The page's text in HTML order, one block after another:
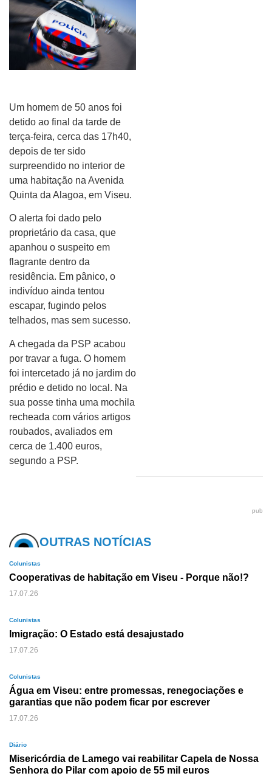
Um homem de 50 anos foi
detido ao final da tarde de
terça-feira, cerca das 17h40,
depois de ter sido
surpreendido no interior de
uma habitação na Avenida
Quinta da Alagoa, em Viseu.
O alerta foi dado pelo
proprietário da casa, que
apanhou o suspeito em
flagrante dentro da
residência. Em pânico, o
indivíduo ainda tentou
escapar, fugindo pelos
telhados, mas sem sucesso.
A chegada da PSP acabou
por travar a fuga. O homem
foi intercetado já no jardim do
prédio e detido no local. Na
sua posse tinha uma mochila
recheada com vários artigos
roubados, avaliados em
cerca de 1.400 euros,
segundo a PSP.
pub
OUTRAS NOTÍCIAS
Colunistas
Cooperativas de habitação em Viseu - Porque não!?
17.07.26
Colunistas
Imigração: O Estado está desajustado
17.07.26
Colunistas
Água em Viseu: entre promessas, renegociações e
garantias que não podem ficar por escrever
17.07.26
Diário
Misericórdia de Lamego vai reabilitar Capela de Nossa
Senhora do Pilar com apoio de 55 mil euros